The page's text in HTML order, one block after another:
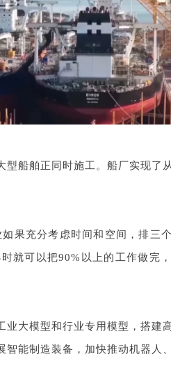
船舶正同时施工。船厂实现了
如果充分考虑时间和空间，排三
就可以把90%以上的工作做完
大模型和行业专用模型，搭建
能制造装备，加快推动机器人